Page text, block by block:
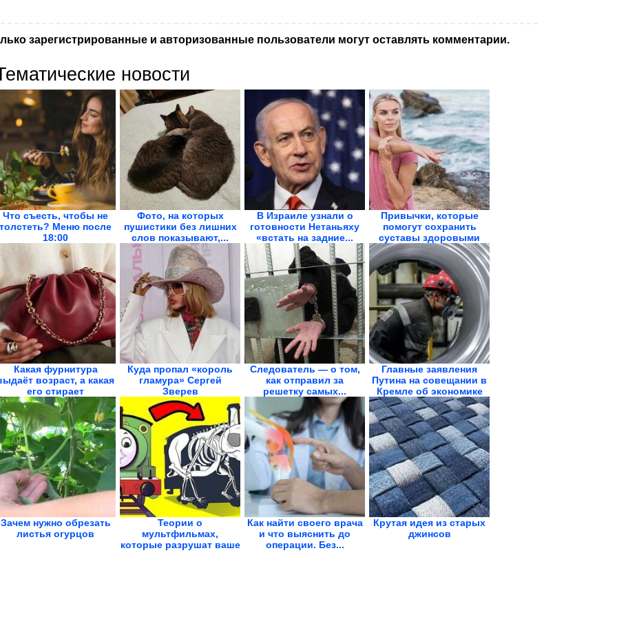
зарегистрированные и авторизованные пользователи могут оставлять комментарии.
новости
Что съесть, чтобы не
толстеть? Меню после
18:00
Фото, на которых
пушистики без лишних
слов показывают,...
В Израиле узнали о
готовности Нетаньяху
«встать на задние...
Привычки, которые
помогут сохранить
суставы здоровыми
на...
Какая фурнитура
возраст, а какая
его стирает
Куда пропал «король
гламура» Сергей
Зверев
Следователь — о том,
как отправил за
решетку самых...
Главные заявления
Путина на совещании в
Кремле об экономике
Зачем нужно обрезать
листья огурцов
Теории о
мультфильмах,
которые разрушат ваше
Как найти своего врача
и что выяснить до
операции. Без...
Крутая идея из старых
джинсов